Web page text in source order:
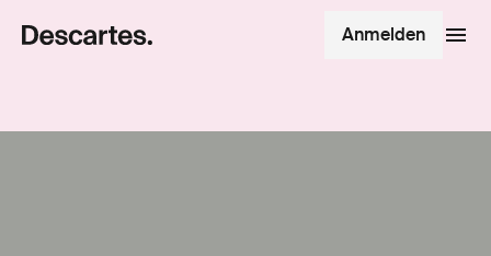
Anmelden